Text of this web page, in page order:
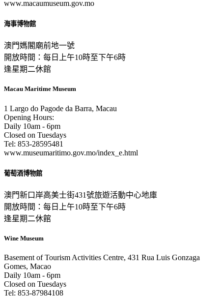
www.macaumuseum.gov.mo
海事博物館
澳門媽閣廟前地一號
開放時間：每日上午10時至下午6時
逢星期二休館
Macau Maritime Museum
1 Largo do Pagode da Barra, Macau
Opening Hours:
Daily 10am - 6pm
Closed on Tuesdays
Tel: 853-28595481
www.museumaritimo.gov.mo/index_e.html
葡萄酒博物館
澳門新口岸高美士街431號旅遊活動中心地庫
開放時間：每日上午10時至下午6時
逢星期二休館
Wine Museum
Basement of Tourism Activities Centre, 431 Rua Luis Gonzaga
Gomes, Macao
Daily 10am - 6pm
Closed on Tuesdays
Tel: 853-87984108